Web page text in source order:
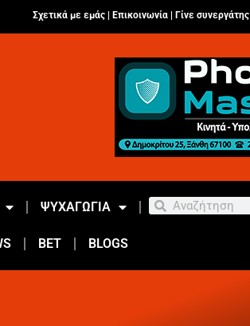
Σχετικά με εμάς | Επικοινωνία Γίνε συνεργάτης
ΨΥΧΑΓΩΓΙΑ
BET BLOGS